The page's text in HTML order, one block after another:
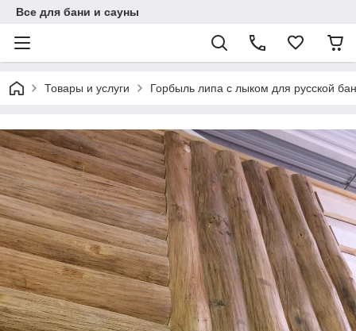
Все для бани и сауны
Товары и услуги Горбыль липа с лыком для русской